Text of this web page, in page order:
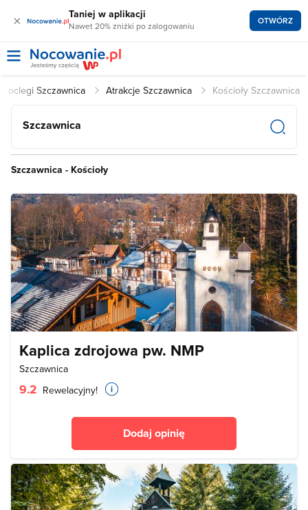
× Taniej w aplikacji
Nawet 20% zniżki po zalogowaniu OTWÓRZ
Noclegi Szczawnica Atrakcje Szczawnica Kościoły Szczawnica
Szczawnica
Szczawnica - Kościoły
Kaplica zdrojowa pw. NMP
Szczawnica
9.2 Rewelacyjny!
Dodaj opinię